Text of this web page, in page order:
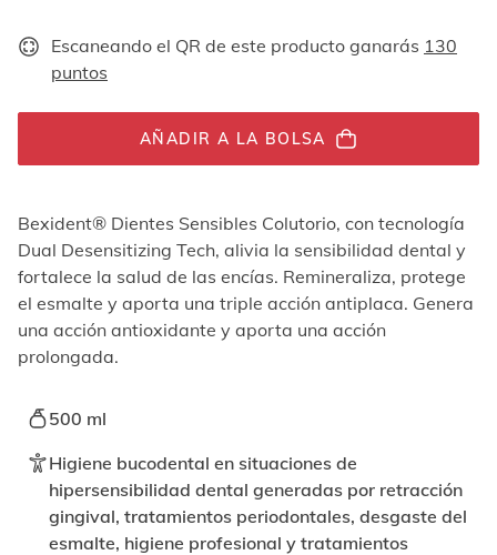
las
elemento
enfocable,
videos
pueden
reproducir
botón
Escaneando el QR de este producto ganarás 130
puntos
AÑADIR A LA BOLSA
Bexident® Dientes Sensibles Colutorio, con tecnología
Dual Desensitizing Tech, alivia la sensibilidad dental y
fortalece la salud de las encías. Remineraliza, protege
el esmalte y aporta una triple acción antiplaca. Genera
una acción antioxidante y aporta una acción
prolongada.
500 ml
Higiene bucodental en situaciones de
hipersensibilidad dental generadas por retracción
gingival, tratamientos periodontales, desgaste del
esmalte, higiene profesional y tratamientos